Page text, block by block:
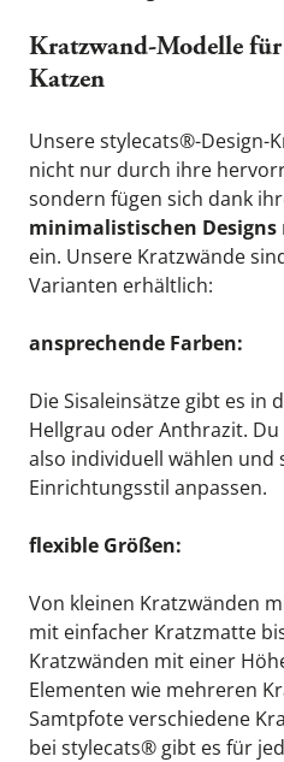
Kratzwand-Modelle
Katzen
Unsere stylecats®-Design-
nicht nur durch ihre
minimalistischen Designs
ein. Unsere Kratzwände
Varianten erhältlich:
ansprechende Farben:
Die Sisaleinsätze gibt es in
Hellgrau oder Anthrazit.
also individuell wählen und
Einrichtungsstil anpassen.
flexible Größen:
Von kleinen Kratzwänden
mit einfacher Kratzmatte
Kratzwänden mit einer
Elementen wie mehreren
Samtpfote verschiedene
bei stylecats® gibt es für